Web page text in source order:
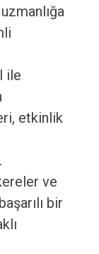
ile
etkinlik
ve
bir